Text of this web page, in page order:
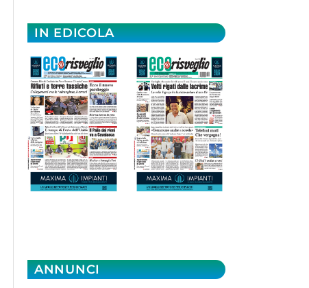
IN EDICOLA
ANNUNCI